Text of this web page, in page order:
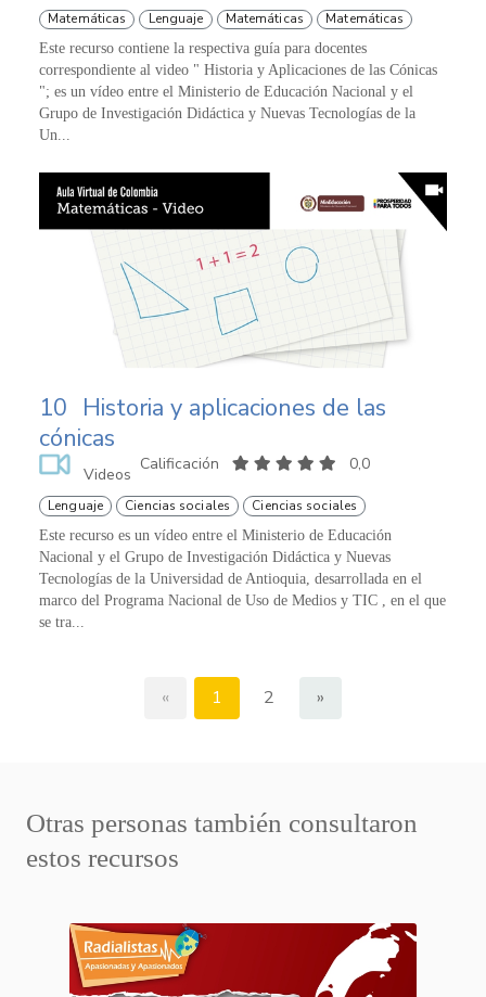
Matemáticas Lenguaje Matemáticas Matemáticas
Este recurso contiene la respectiva guía para docentes
correspondiente al video " Historia y Aplicaciones de las Cónicas
"; es un vídeo entre el Ministerio de Educación Nacional y el
Grupo de Investigación Didáctica y Nuevas Tecnologías de la
Un...
10 Historia y aplicaciones de las
cónicas
Videos
Calificación 0,0
Lenguaje Ciencias sociales Ciencias sociales
Este recurso es un vídeo entre el Ministerio de Educación
Nacional y el Grupo de Investigación Didáctica y Nuevas
Tecnologías de la Universidad de Antioquia, desarrollada en el
marco del Programa Nacional de Uso de Medios y TIC , en el que
se tra...
« 1 2 »
Otras personas también consultaron
estos recursos